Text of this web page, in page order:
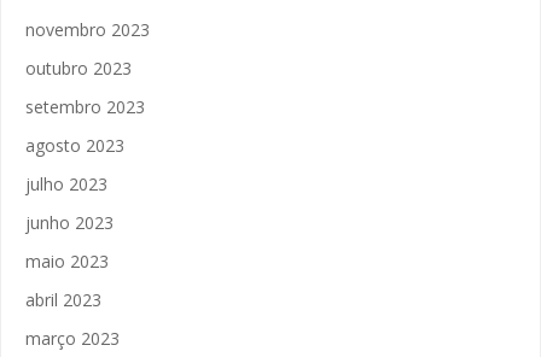
novembro 2023
outubro 2023
setembro 2023
agosto 2023
julho 2023
junho 2023
maio 2023
abril 2023
março 2023